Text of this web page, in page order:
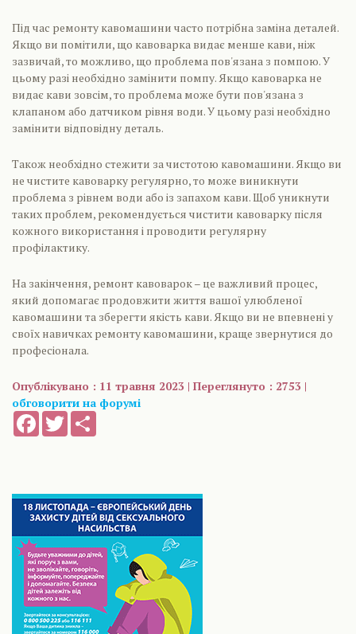
Під час ремонту кавомашини часто потрібна заміна деталей.
Якщо ви помітили, що кавоварка видає менше кави, ніж
зазвичай, то можливо, що проблема пов'язана з помпою. У
цьому разі необхідно замінити помпу. Якщо кавоварка не
видає кави зовсім, то проблема може бути пов'язана з
клапаном або датчиком рівня води. У цьому разі необхідно
замінити відповідну деталь.
Також необхідно стежити за чистотою кавомашини. Якщо ви
не чистите кавоварку регулярно, то може виникнути
проблема з рівнем води або із запахом кави. Щоб уникнути
таких проблем, рекомендується чистити кавоварку після
кожного використання і проводити регулярну
профілактику.
На закінчення, ремонт кавоварок – це важливий процес,
який допомагає продовжити життя вашої улюбленої
кавомашини та зберегти якість кави. Якщо ви не впевнені у
своїх навичках ремонту кавомашини, краще звернутися до
професіонала.
Опублікувано : 11 травня 2023 | Переглянуто : 2753 |
обговорити на форумі
FacebookTwitter